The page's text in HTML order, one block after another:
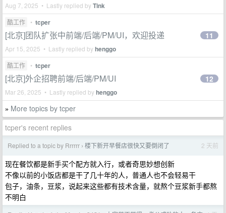
Aug 7, 2025 • Lastly replied byTink
酷工作 • tcper
[北京]团队扩张中前端/后端/PM/UI，欢迎投递
Apr 15, 2025 • Lastly replied byhenggo
11
酷工作 • tcper
[北京]外企招聘前端/后端/PM/UI
Mar 26, 2025 • Lastly replied byhenggo
12
» More topics by tcper
tcper's recent replies
Replied to a topic by Rrrrrr › 楼下新开早餐店很快又要倒闭了 2 天前
现在餐饮都是新手买个配方就入行，或者奇思妙想创新
不像以前的小饭店都是干了几十年的人，普通人也不会轻易干
包子，油条，豆浆，说起来这些都有技术含量，就熬个豆浆新手都熬
不明白